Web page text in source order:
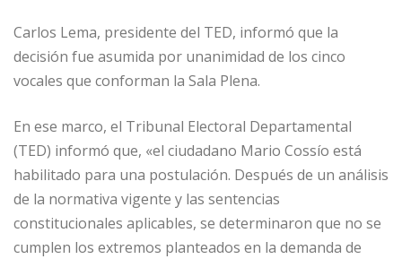
Carlos Lema, presidente del TED, informó que la
decisión fue asumida por unanimidad de los cinco
vocales que conforman la Sala Plena.
En ese marco, el Tribunal Electoral Departamental
(TED) informó que, «el ciudadano Mario Cossío está
habilitado para una postulación. Después de un análisis
de la normativa vigente y las sentencias
constitucionales aplicables, se determinaron que no se
cumplen los extremos planteados en la demanda de